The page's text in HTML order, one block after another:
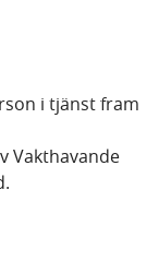
i tjänst fram
Vakthavande